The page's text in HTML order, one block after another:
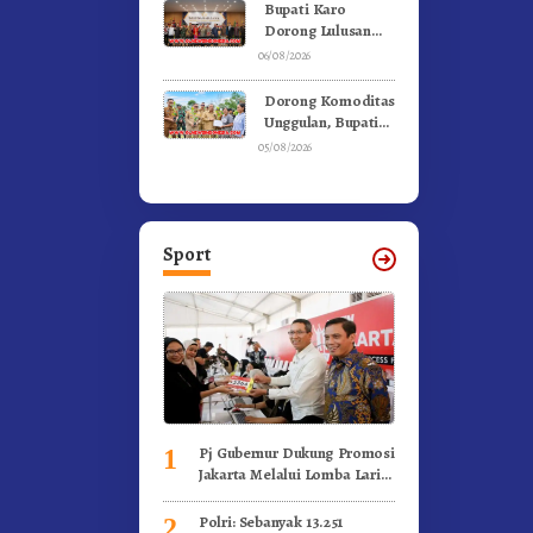
GBKP
Bupati Karo
Dorong Lulusan
Universitas Quality
Generasi Inovatif
dan Berintegritas
06/08/2026
Dorong Komoditas
Unggulan, Bupati
Karo Serahkan 1,2
05/08/2026
Sport
1
Pj Gubernur Dukung Promosi
Jakarta Melalui Lomba Lari
Polri: Sebanyak 13.251